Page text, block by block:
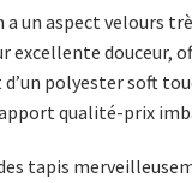
un aspect velours
excellente douceur,
polyester soft
qualité-prix
tapis